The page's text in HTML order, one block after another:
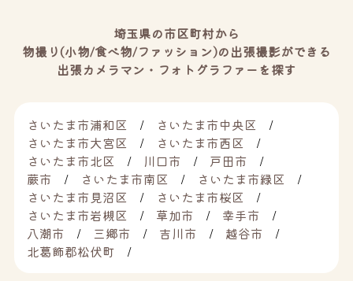
埼玉県の市区町村から
物撮り(小物/食べ物/ファッション)の出張撮影ができる
出張カメラマン・フォトグラファーを探す
さいたま市浦和区
さいたま市中央区
さいたま市大宮区
さいたま市西区
さいたま市北区
川口市
戸田市
蕨市
さいたま市南区
さいたま市緑区
さいたま市見沼区
さいたま市桜区
さいたま市岩槻区
草加市
幸手市
八潮市
三郷市 吉川市
越谷市
北葛飾郡松伏町